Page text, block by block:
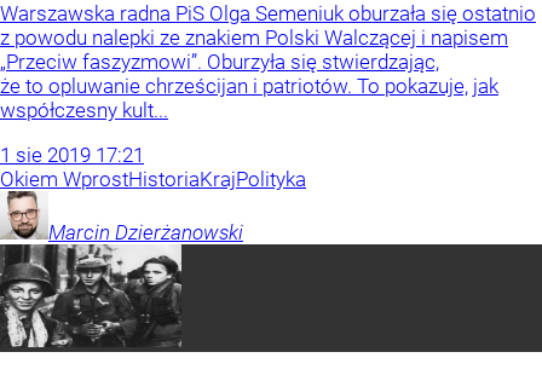
Warszawska radna PiS Olga Semeniuk oburzała się ostatnio
z powodu nalepki ze znakiem Polski Walczącej i napisem
„Przeciw faszyzmowi”. Oburzyła się stwierdzając,
że to opluwanie chrześcijan i patriotów. To pokazuje, jak
współczesny kult...
1 sie 2019 17:21
Okiem WprostHistoriaKrajPolityka
Marcin Dzierżanowski